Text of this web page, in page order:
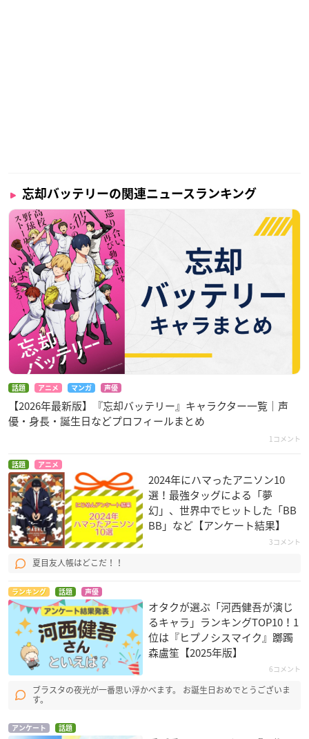
忘却バッテリーの関連ニュースランキング
話題 アニメ マンガ 声優
【2026年最新版】『忘却バッテリー』キャラクター一覧｜声
優・身長・誕生日などプロフィールまとめ
1コメント
話題 アニメ
2024年にハマったアニソン10
選！最強タッグによる「夢
幻」、世界中でヒットした「BB
BB」など【アンケート結果】
3コメント
夏目友人帳はどこだ！！
ランキング 話題 声優
オタクが選ぶ「河西健吾が演じ
るキャラ」ランキングTOP10！1
位は『ヒプノシスマイク』躑躅
森盧笙【2025年版】
6コメント
ブラスタの夜光が一番思い浮かべます。 お誕生日おめでとうございま
す。
アンケート 話題